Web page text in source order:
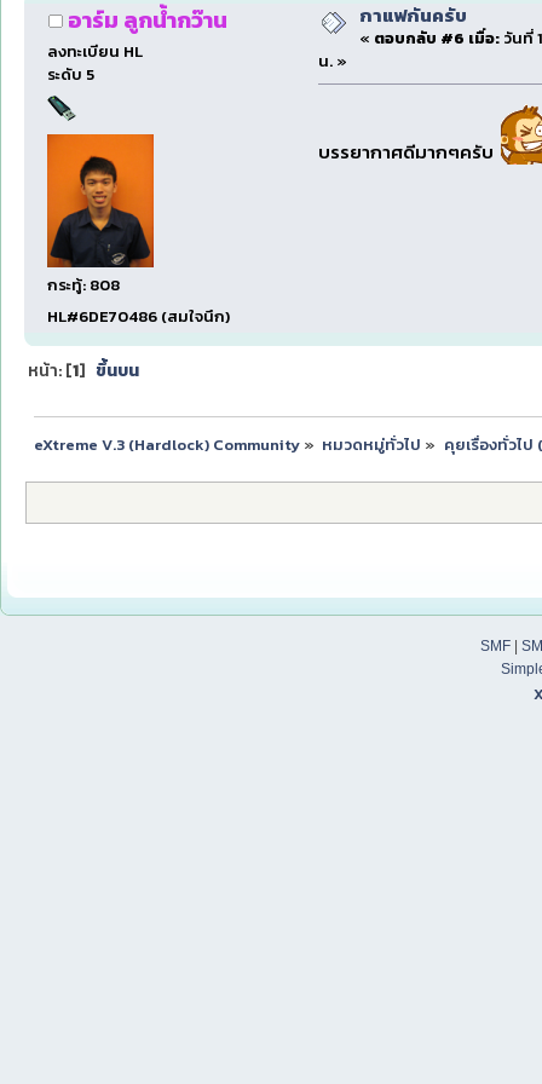
อาร์ม ลูกน้ำกว๊าน
ลงทะเบียน HL
ระดับ 5
กระทู้: 808
HL#6DE70486 (สมใจนึก)
กาแฟกันครับ
« ตอบกลับ #6 เมื่อ:วันที่
น. »
บรรยากาศดีมากๆครับ
หน้า: [1] ขึ้นบน
eXtreme V.3 (Hardlock) Community» หมวดหมู่ทั่วไป » คุยเรื่องทั่วไป
SMF|